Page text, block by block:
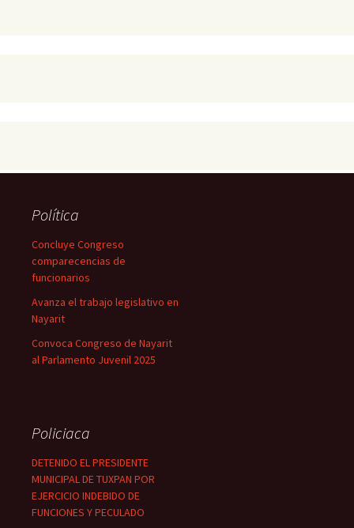
Política
Concluye Congreso
comparecencias de
funcionarios
Avanza el trabajo legislativo en
Nayarit
Convoca Congreso de Nayarit
al Parlamento Juvenil 2025
Policiaca
DETENIDO EL PRESIDENTE
MUNICIPAL DE TUXPAN POR
EJERCICIO INDEBIDO DE
FUNCIONES Y PECULADO